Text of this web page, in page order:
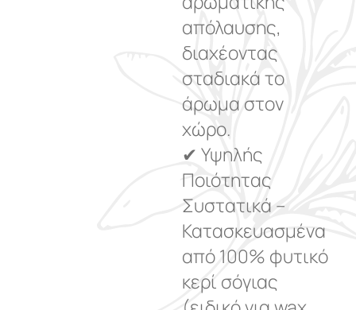
απόλαυσης,
διαχέοντας
σταδιακά το
άρωμα στον
χώρο.
✔ Υψηλής
Ποιότητας
Συστατικά –
Κατασκευασμένα
από 100% φυτικό
κερί σόγιας